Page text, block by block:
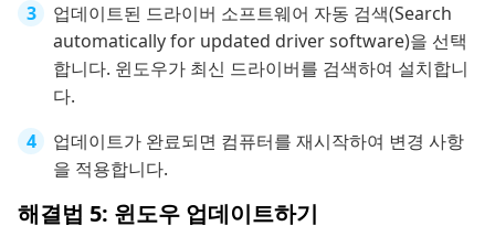
업데이트된 드라이버 소프트웨어 자동 검색(Search
automatically for updated driver software)을 선택
합니다. 윈도우가 최신 드라이버를 검색하여 설치합니
다.
업데이트가 완료되면 컴퓨터를 재시작하여 변경 사항
을 적용합니다.
해결법 5: 윈도우 업데이트하기